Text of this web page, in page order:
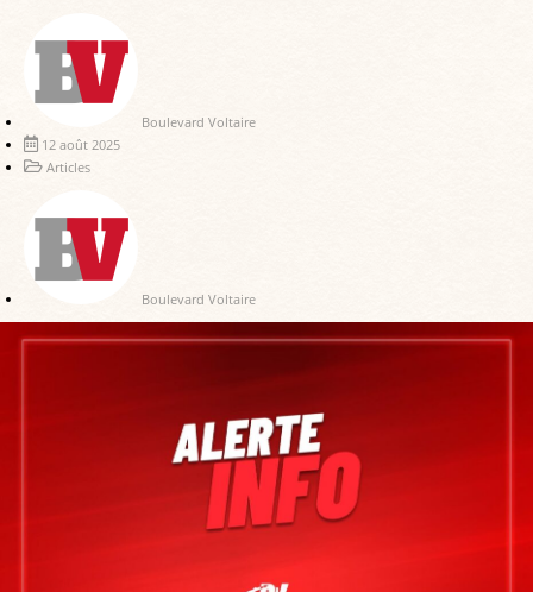
Boulevard Voltaire
12 août 2025
Articles
Boulevard Voltaire